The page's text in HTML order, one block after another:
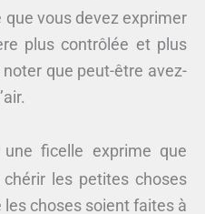
vous devez exprimer
plus contrôlée et plus
que peut-être avez-
ficelle exprime que
les petites choses
les choses soient faites à